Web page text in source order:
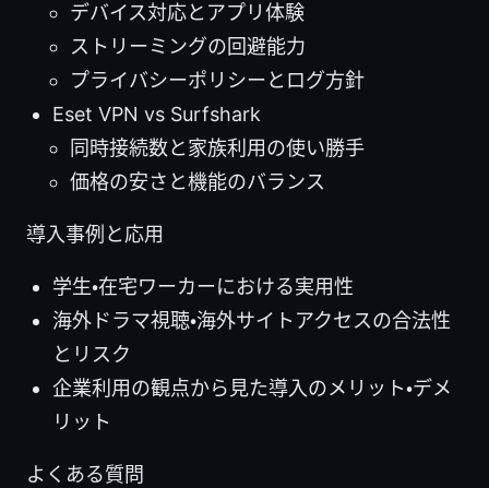
デバイス対応とアプリ体験
ストリーミングの回避能力
プライバシーポリシーとログ方針
Eset VPN vs Surfshark
同時接続数と家族利用の使い勝手
価格の安さと機能のバランス
導入事例と応用
学生・在宅ワーカーにおける実用性
海外ドラマ視聴・海外サイトアクセスの合法性
とリスク
企業利用の観点から見た導入のメリット・デメ
リット
よくある質問